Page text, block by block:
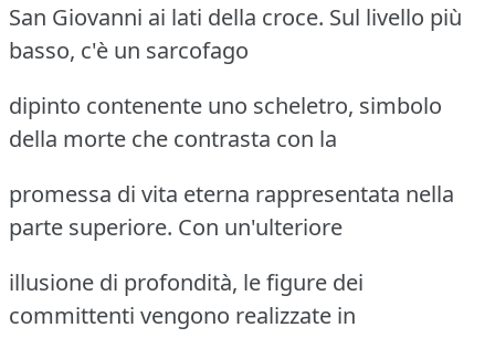
San Giovanni ai lati della croce. Sul livello più
basso, c'è un sarcofago
dipinto contenente uno scheletro, simbolo
della morte che contrasta con la
promessa di vita eterna rappresentata nella
parte superiore. Con un'ulteriore
illusione di profondità, le figure dei
committenti vengono realizzate in